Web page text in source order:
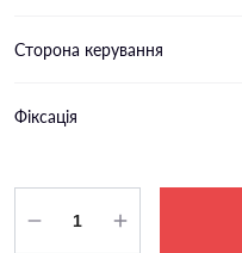
Сторона керування
Фіксація